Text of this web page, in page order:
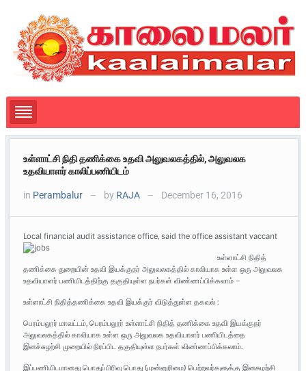
உள்ளாட்சி நிதி தணிக்கை உதவி அலுவலகத்தில், அலுவலக
உதவியாளர் காலிப்பணியிடம்
in Perambalur — by RAJA — December 16, 2016
Local financial audit assistance office, said the office assistant vaccant
உள்ளாட்சி நிதித்
தணிக்கை துறையின் உதவி இயக்குநர் அலுவலகத்தில் காலியாக உள்ள ஒரு அலுவலக
உதவியாளர் பணியிடத்திற்கு தகுதியுள்ள நபர்கள் விண்ணப்பிக்கலாம் –
உள்ளாட்சி நிதித்தணிக்கை உதவி இயக்குர் விடுத்துள்ள தகவல் :
பெரம்பலூர் மாவட்டம், பெரம்பலூர் உள்ளாட்சி நிதித் தணிக்கை உதவி இயக்குநர்
அலுவலகத்தில் காலியாக உள்ள ஒரு அலுவலக உதவியாளர் பணியிடத்தை
இனச்சுழற்சி முறையில் நிரப்பிட தகுதியுள்ள நபர்கள் விண்ணப்பிக்கலாம்.
இப்பணியிடமானது பொதுப்பிரிவு பொது (முன்னுரிமை) பெற்றவர்களுக்கு இனசுழற்சி